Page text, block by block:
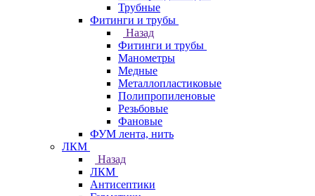
Трубные
Фитинги и трубы
Назад
Фитинги и трубы
Манометры
Медные
Металлопластиковые
Полипропиленовые
Резьбовые
Фановые
ФУМ лента, нить
ЛКМ
Назад
ЛКМ
Антисептики